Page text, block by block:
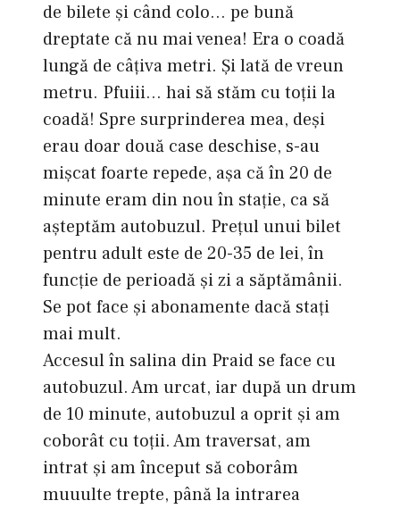
de bilete şi când colo… pe bună
dreptate că nu mai venea! Era o coadă
lungă de câţiva metri. Şi lată de vreun
metru. Pfuiii… hai să stăm cu toţii la
coadă! Spre surprinderea mea, deşi
erau doar două case deschise, s-au
mişcat foarte repede, aşa că în 20 de
minute eram din nou în staţie, ca să
aşteptăm autobuzul. Preţul unui bilet
pentru adult este de 20-35 de lei, în
funcţie de perioadă şi zi a săptămânii.
Se pot face şi abonamente dacă staţi
mai mult.
Accesul în salina din Praid se face cu
autobuzul. Am urcat, iar după un drum
de 10 minute, autobuzul a oprit şi am
coborât cu toţii. Am traversat, am
intrat şi am început să coborâm
muuulte trepte, până la intrarea